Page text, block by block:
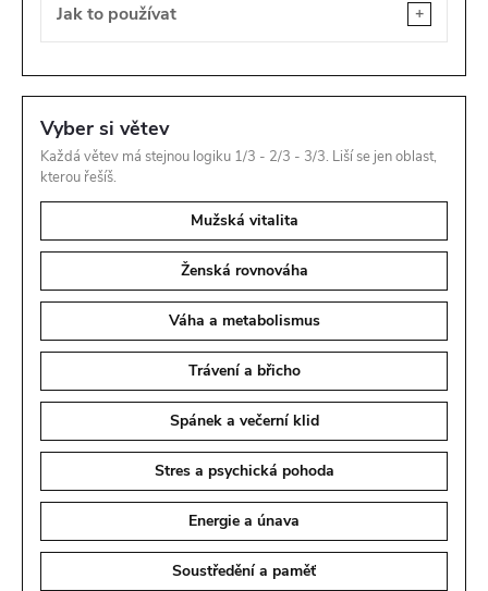
Jak to používat
Vyber si větev
Každá větev má stejnou logiku 1/3 - 2/3 - 3/3. Liší se jen oblast,
kterou řešíš.
Mužská vitalita
Ženská rovnováha
Váha a metabolismus
Trávení a břicho
Spánek a večerní klid
Stres a psychická pohoda
Energie a únava
Soustředění a paměť